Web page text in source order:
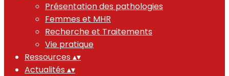
Présentation des pathologies
Femmes et MHR
Recherche et Traitements
Vie pratique
Ressources ▴▾
Actualités ▴▾